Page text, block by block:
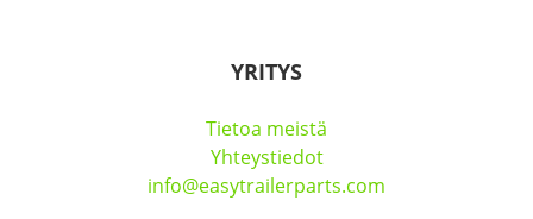
YRITYS
Tietoa meistä
Yhteystiedot
info@easytrailerparts.com